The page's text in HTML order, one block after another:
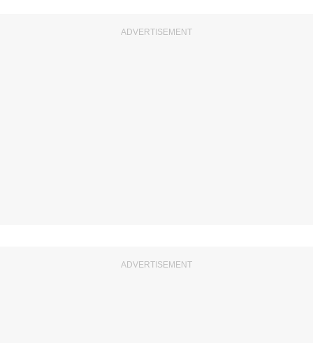
ADVERTISEMENT
ADVERTISEMENT